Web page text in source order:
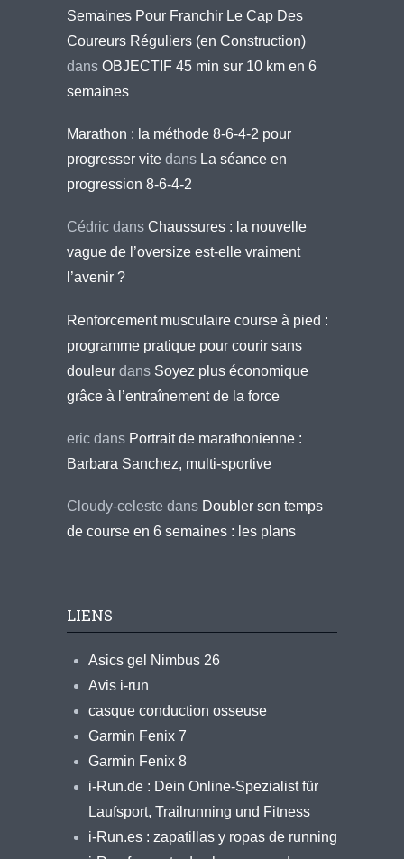
Semaines Pour Franchir Le Cap Des
Coureurs Réguliers (en Construction)
dans OBJECTIF 45 min sur 10 km en 6
semaines
Marathon : la méthode 8-6-4-2 pour
progresser vite dans La séance en
progression 8-6-4-2
Cédric dans Chaussures : la nouvelle
vague de l’oversize est-elle vraiment
l’avenir ?
Renforcement musculaire course à pied :
programme pratique pour courir sans
douleur dans Soyez plus économique
grâce à l’entraînement de la force
eric dans Portrait de marathonienne :
Barbara Sanchez, multi-sportive
Cloudy-celeste dans Doubler son temps
de course en 6 semaines : les plans
LIENS
Asics gel Nimbus 26
Avis i-run
casque conduction osseuse
Garmin Fenix 7
Garmin Fenix 8
i-Run.de : Dein Online-Spezialist für
Laufsport, Trailrunning und Fitness
i-Run.es : zapatillas y ropas de running